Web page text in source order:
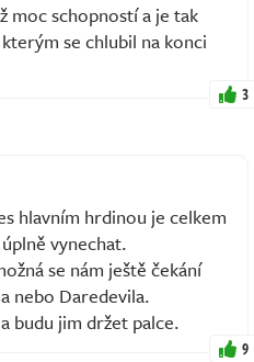
moc schopností a je tak
se chlubil na konci
3
hlavním hrdinou je celkem
vynechat.
se nám ještě čekání
nebo Daredevila.
budu jim držet palce.
9